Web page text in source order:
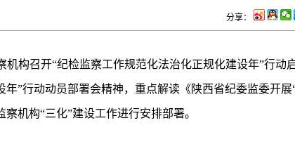
分享：
构召开“纪检监察工作规范化法治化正规化建设年”行动
”行动动员部署会精神，重点解读《陕西省纪委监委开展
机构“三化”建设工作进行安排部署。